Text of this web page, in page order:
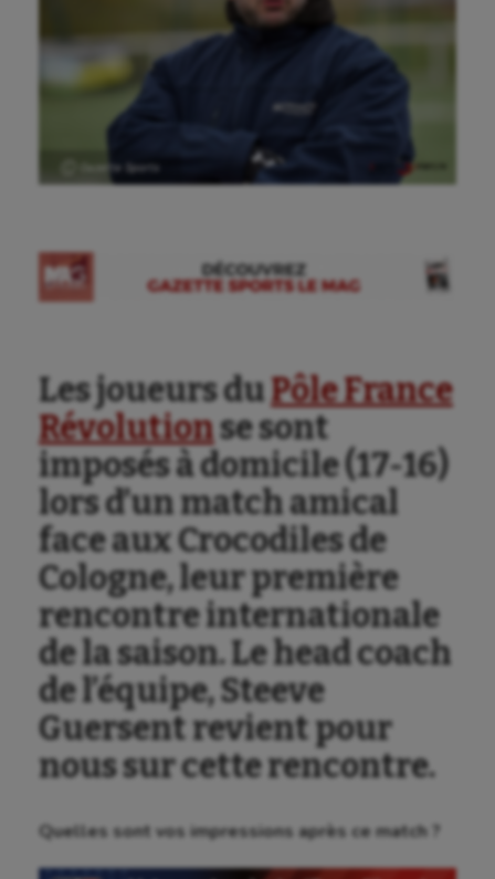
Ⓒ Gazette Sports
Les joueurs duPôle France
Révolutionse sont
imposés à domicile (17-16)
lors d’un match amical
face aux Crocodiles de
Cologne, leur première
rencontre internationale
de la saison. Le head coach
de l’équipe, Steeve
Guersent revient pour
nous sur cette rencontre.
Quelles sont vos impressions après ce match ?